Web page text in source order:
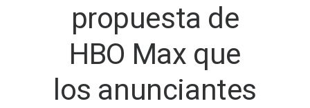
propuesta de
HBO Max que
los anunciantes